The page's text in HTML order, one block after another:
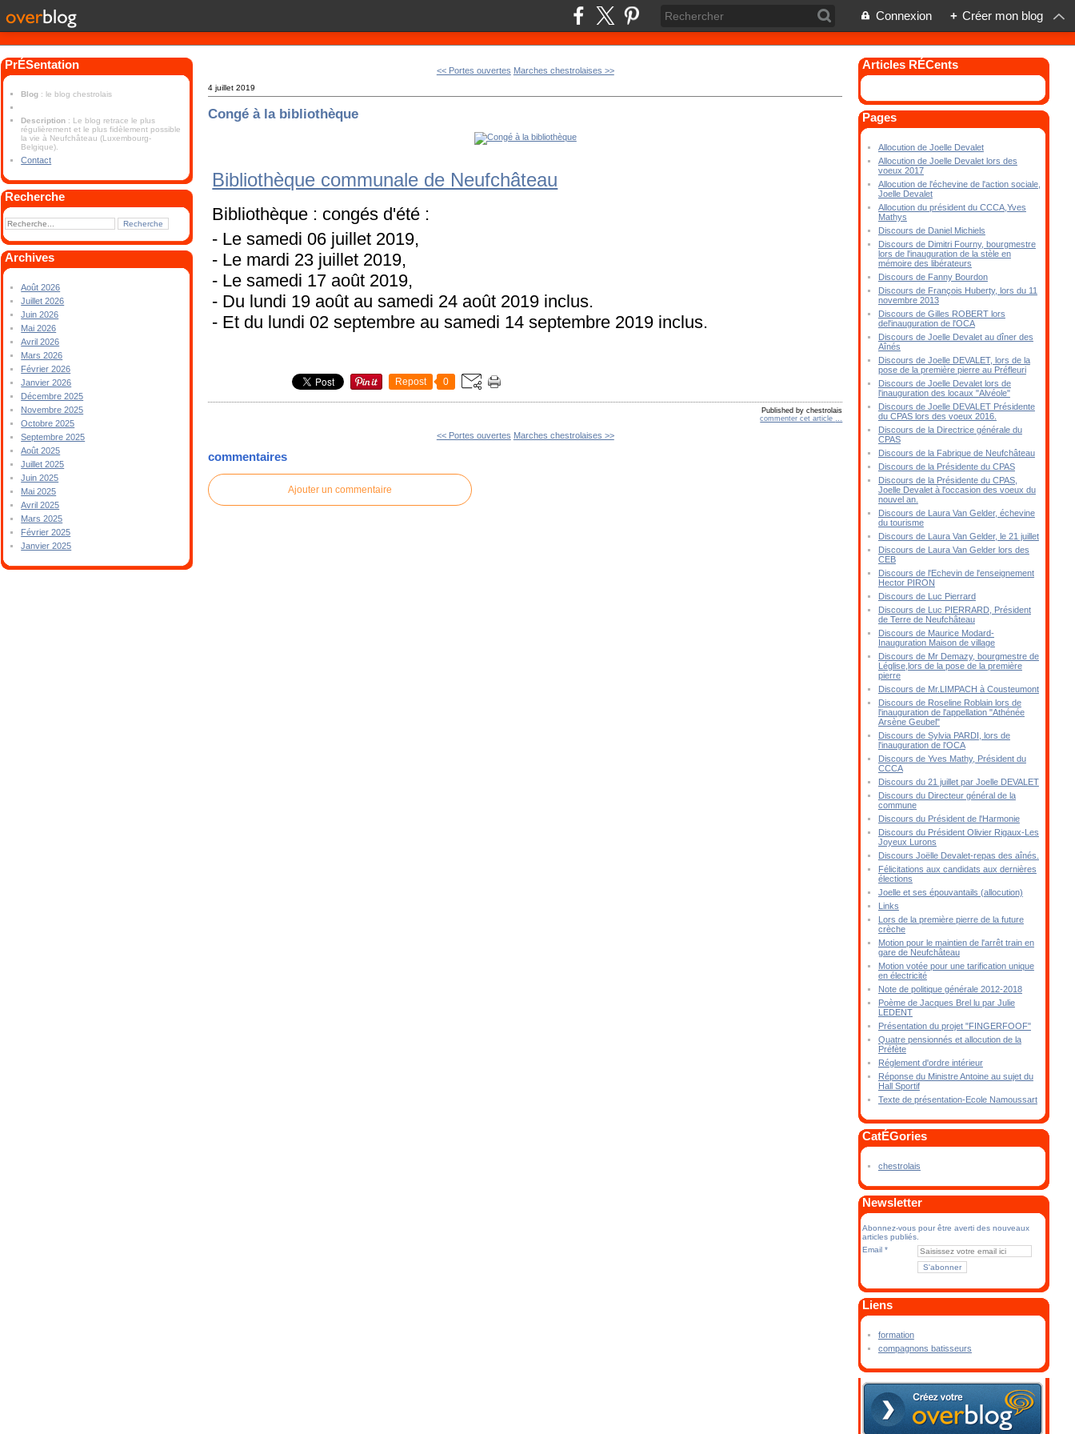
Connexion + Créer mon blog
PrÉSentation
Blog : le blog chestrolais
Description : Le blog retrace le plus
régulièrement et le plus fidèlement possible
la vie à Neufchâteau (Luxembourg-
Belgique).
Contact
Recherche
Archives
Août 2026
Juillet 2026
Juin 2026
Mai 2026
Avril 2026
Mars 2026
Février 2026
Janvier 2026
Décembre 2025
Novembre 2025
Octobre 2025
Septembre 2025
Août 2025
Juillet 2025
Juin 2025
Mai 2025
Avril 2025
Mars 2025
Février 2025
Janvier 2025
<< Portes ouvertes Marches chestrolaises >>
4 juillet 2019
Congé à la bibliothèque
Bibliothèque communale de Neufchâteau
Bibliothèque : congés d'été :
- Le samedi 06 juillet 2019,
- Le mardi 23 juillet 2019,
- Le samedi 17 août 2019,
- Du lundi 19 août au samedi 24 août 2019 inclus.
- Et du lundi 02 septembre au samedi 14 septembre 2019 inclus.
Repost 0
Published by chestrolais
commenter cet article
<< Portes ouvertes Marches chestrolaises >>
commentaires
Ajouter un commentaire
Articles RÉCents
Pages
Allocution de Joelle Devalet
Allocution de Joelle Devalet lors des
voeux 2017
Allocution de l'échevine de l'action sociale,
Joelle Devalet
Allocution du président du CCCA,Yves
Mathys
Discours de Daniel Michiels
Discours de Dimitri Fourny, bourgmestre
lors de l'inauguration de la stèle en
mémoire des libérateurs
Discours de Fanny Bourdon
Discours de François Huberty, lors du 11
novembre 2013
Discours de Gilles ROBERT lors
del'inauguration de l'OCA
Discours de Joelle Devalet au dîner des
Aînés
Discours de Joelle DEVALET, lors de la
pose de la première pierre au Préfleuri
Discours de Joelle Devalet lors de
l'inauguration des locaux "Alvéole"
Discours de Joelle DEVALET Présidente
du CPAS lors des voeux 2016.
Discours de la Directrice générale du
CPAS
Discours de la Fabrique de Neufchâteau
Discours de la Présidente du CPAS
Discours de la Présidente du CPAS,
Joelle Devalet à l'occasion des voeux du
nouvel an.
Discours de Laura Van Gelder, échevine
du tourisme
Discours de Laura Van Gelder, le 21 juillet
Discours de Laura Van Gelder lors des
CEB
Discours de l'Echevin de l'enseignement
Hector PIRON
Discours de Luc Pierrard
Discours de Luc PIERRARD, Président
de Terre de Neufchâteau
Discours de Maurice Modard-
Inauguration Maison de village
Discours de Mr Demazy, bourgmestre de
Léglise,lors de la pose de la première
pierre
Discours de Mr.LIMPACH à Cousteumont
Discours de Roseline Roblain lors de
l'inauguration de l'appellation "Athénée
Arsène Geubel"
Discours de Sylvia PARDI, lors de
l'inauguration de l'OCA
Discours de Yves Mathy, Président du
CCCA
Discours du 21 juillet par Joelle DEVALET
Discours du Directeur général de la
commune
Discours du Président de l'Harmonie
Discours du Président Olivier Rigaux-Les
Joyeux Lurons
Discours Joëlle Devalet-repas des aînés.
Félicitations aux candidats aux dernières
élections
Joelle et ses épouvantails (allocution)
Links
Lors de la première pierre de la future
crèche
Motion pour le maintien de l'arrêt train en
gare de Neufchâteau
Motion votée pour une tarification unique
en électricité
Note de politique générale 2012-2018
Poème de Jacques Brel lu par Julie
LEDENT
Présentation du projet "FINGERFOOF"
Quatre pensionnés et allocution de la
Préfète
Réglement d'ordre intérieur
Réponse du Ministre Antoine au sujet du
Hall Sportif
Texte de présentation-Ecole Namoussart
CatÉGories
chestrolais
Newsletter
Abonnez-vous pour être averti des nouveaux
articles publiés.
Email
Liens
formation
compagnons batisseurs